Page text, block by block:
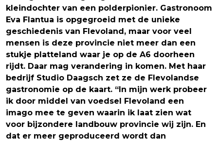
kleindochter van een polderpionier. Gastronoom
Eva Flantua is opgegroeid met de unieke
geschiedenis van Flevoland, maar voor veel
mensen is deze provincie niet meer dan een
stukje platteland waar je op de A6 doorheen
rijdt. Daar mag verandering in komen. Met haar
bedrijf Studio Daagsch zet ze de Flevolandse
gastronomie op de kaart. “In mijn werk probeer
ik door middel van voedsel Flevoland een
imago mee te geven waarin ik laat zien wat
voor bijzondere landbouw provincie wij zijn. En
dat er meer geproduceerd wordt dan